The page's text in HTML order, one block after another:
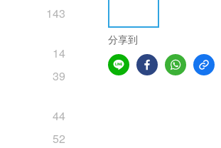
143
14
39
44
52
分享到